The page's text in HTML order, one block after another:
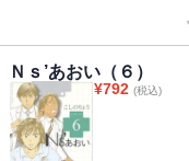
Ｎｓ’あおい（６）
¥792 (税込)